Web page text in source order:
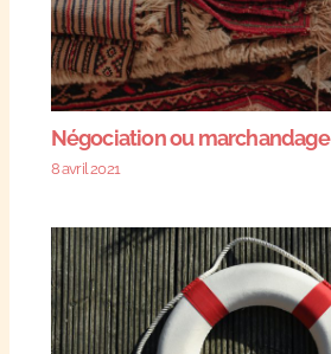
Négociation ou marchandage
8 avril 2021